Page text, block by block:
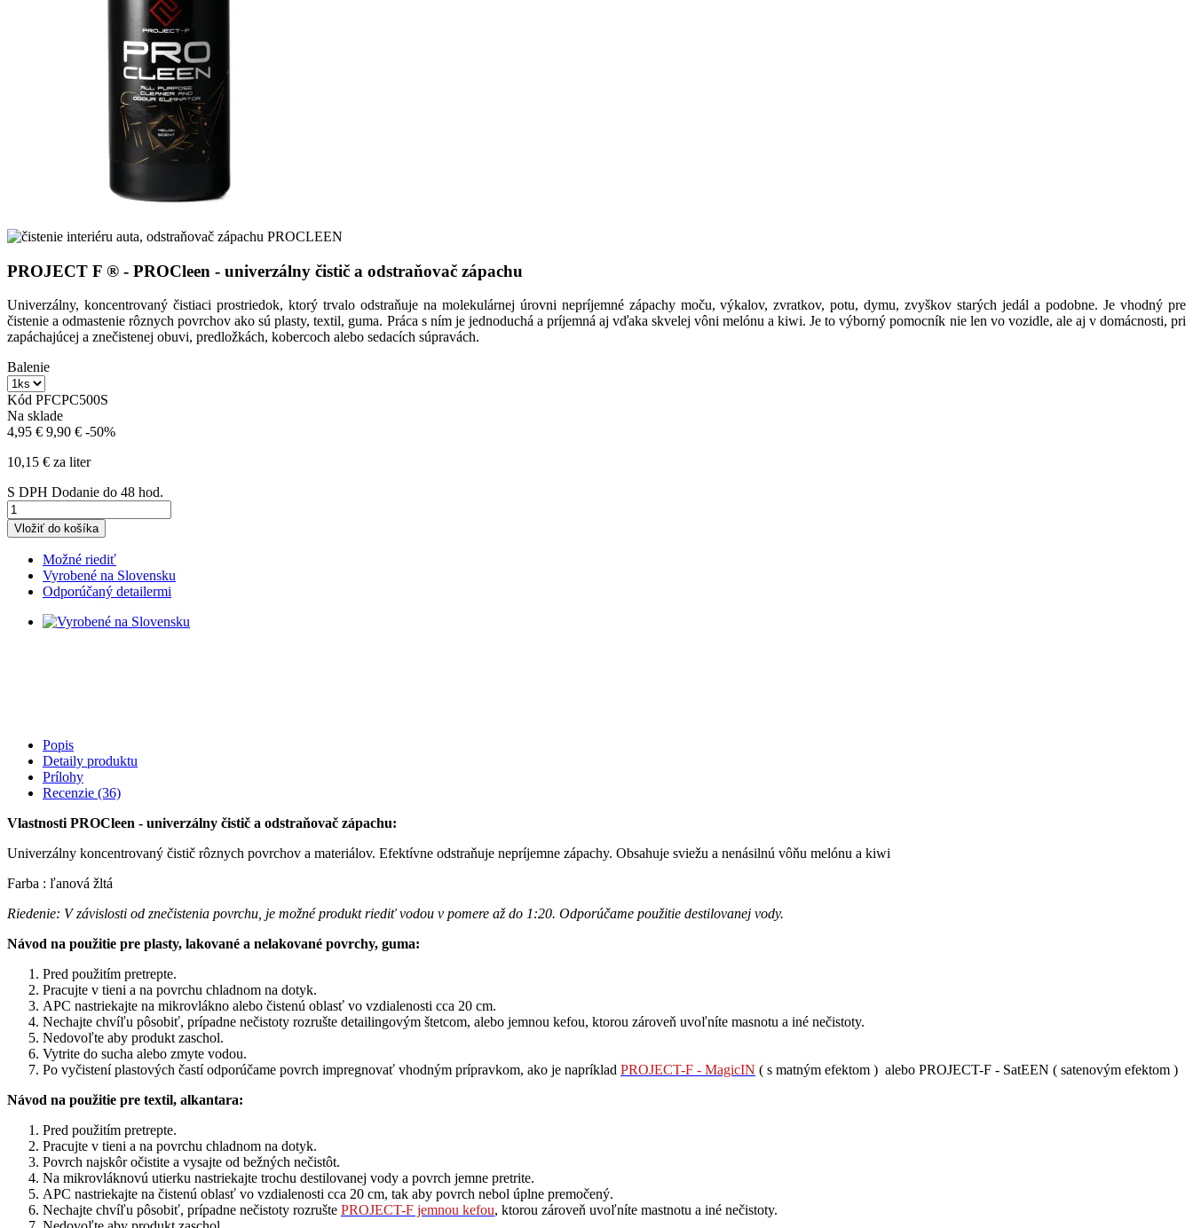
PROJECT F ® - PROCleen - univerzálny čistič a odstraňovač zápachu
Univerzálny, koncentrovaný čistiaci prostriedok, ktorý trvalo odstraňuje na molekulárnej úrovni nepríjemné zápachy moču, výkalov, zvratkov, potu, dymu, zvyškov starých jedál a podobne. Je vhodný pre
čistenie a odmastenie rôznych povrchov ako sú plasty, textil, guma. Práca s ním je jednoduchá a príjemná aj vďaka skvelej vôni melónu a kiwi. Je to výborný pomocník nie len vo vozidle, ale aj v domácnosti, pri
zapáchajúcej a znečistenej obuvi, predložkách, kobercoch alebo sedacích súpravách.
Balenie
Kód PFCPC500S
Na sklade
4,95 € 9,90 € -50%
10,15 € za liter
S DPH Dodanie do 48 hod.
Vložiť do košíka
Možné riediť
Vyrobené na Slovensku
Odporúčaný detailermi
Popis
Detaily produktu
Prílohy
Recenzie (36)
VlastnostiPROCleen - univerzálny čistič a odstraňovač zápachu:
Univerzálny koncentrovaný čistič rôznych povrchov a materiálov. Efektívne odstraňuje nepríjemne zápachy. Obsahuje sviežu a nenásilnú vôňu melónu a kiwi
Farba : ľanová žltá
Riedenie: V závislosti od znečistenia povrchu, je možné produkt riediť vodou v pomere až do 1:20. Odporúčame použitie destilovanej vody.
Návod na použitie pre plasty, lakované a nelakované povrchy, guma:
Pred použitím pretrepte.
Pracujte v tieni a na povrchu chladnom na dotyk.
APC nastriekajte na mikrovlákno alebo čistenú oblasť vo vzdialenosti cca 20 cm.
Nechajte chvíľu pôsobiť, prípadne nečistoty rozrušte detailingovým štetcom, alebo jemnou kefou, ktorou zároveň uvoľníte masnotu a iné nečistoty.
Nedovoľte aby produkt zaschol.
Vytrite do sucha alebo zmyte vodou.
Po vyčistení plastových častí odporúčame povrch impregnovať vhodným prípravkom, ako je napríklad PROJECT-F - MagicIN ( s matným efektom ) alebo PROJECT-F - SatEEN ( satenovým efektom )
Návod na použitie pre textil, alkantara:
Pred použitím pretrepte.
Pracujte v tieni a na povrchu chladnom na dotyk.
Povrch najskôr očistite a vysajte od bežných nečistôt.
Na mikrovláknovú utierku nastriekajte trochu destilovanej vody a povrch jemne pretrite.
APC nastriekajte na čistenú oblasť vo vzdialenosti cca 20 cm, tak aby povrch nebol úplne premočený.
Nechajte chvíľu pôsobiť, prípadne nečistoty rozrušte PROJECT-F jemnou kefou, ktorou zároveň uvoľníte mastnotu a iné nečistoty.